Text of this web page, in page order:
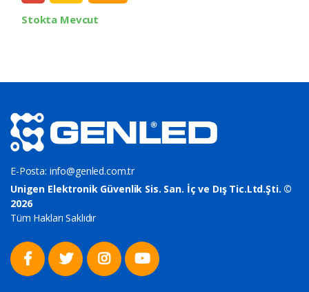
Stokta Mevcut
E-Posta: info@genled.com.tr
Unigen Elektronik Güvenlik Sis. San. İç ve Dış Tic.Ltd.Şti. ©
2026
Tüm Hakları Saklıdır